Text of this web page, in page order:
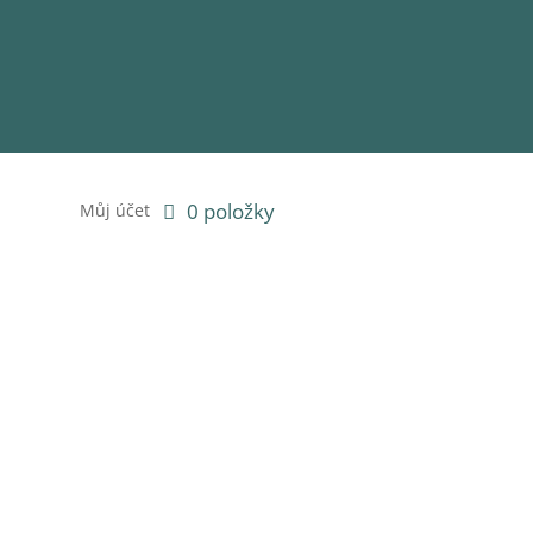
Můj účet 0 položky